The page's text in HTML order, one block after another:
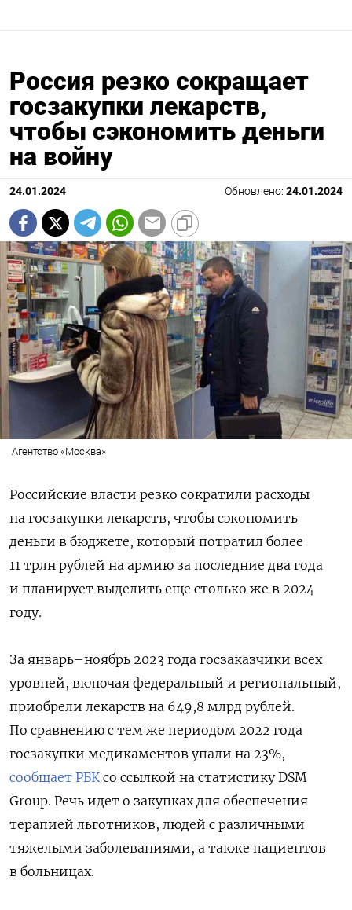
Россия резко сокращает
госзакупки лекарств,
чтобы сэкономить деньги
на войну
24.01.2024 Обновлено: 24.01.2024
Агентство «Москва»
Российские власти резко сократили расходы
на госзакупки лекарств, чтобы сэкономить
деньги в бюджете, который потратил более
11 трлн рублей на армию за последние два года
и планирует выделить еще столько же в 2024
году.
За январь–ноябрь 2023 года госзаказчики всех
уровней, включая федеральный и региональный,
приобрели лекарств на 649,8 млрд рублей.
По сравнению с тем же периодом 2022 года
госзакупки медикаментов упали на 23%,
сообщает РБК со ссылкой на статистику DSM
Group. Речь идет о закупках для обеспечения
терапией льготников, людей с различными
тяжелыми заболеваниями, а также пациентов
в больницах.